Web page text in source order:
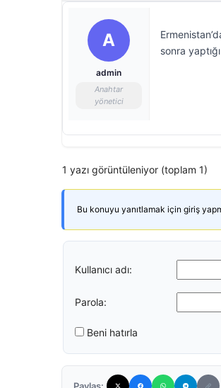
A
admin
Anahtar
yönetici
sonra
1 yazı görüntüleniyor (toplam 1)
Bu konuyu yanıtlamak için giriş
Kullanıcı adı:
Parola:
Beni hatırla